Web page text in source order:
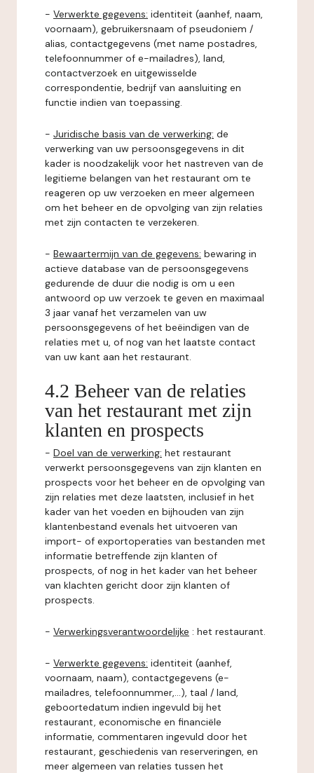
- Verwerkte gegevens: identiteit (aanhef, naam,
voornaam), gebruikersnaam of pseudoniem /
alias, contactgegevens (met name postadres,
telefoonnummer of e-mailadres), land,
contactverzoek en uitgewisselde
correspondentie, bedrijf van aansluiting en
functie indien van toepassing.
- Juridische basis van de verwerking: de
verwerking van uw persoonsgegevens in dit
kader is noodzakelijk voor het nastreven van de
legitieme belangen van het restaurant om te
reageren op uw verzoeken en meer algemeen
om het beheer en de opvolging van zijn relaties
met zijn contacten te verzekeren.
- Bewaartermijn van de gegevens: bewaring in
actieve database van de persoonsgegevens
gedurende de duur die nodig is om u een
antwoord op uw verzoek te geven en maximaal
3 jaar vanaf het verzamelen van uw
persoonsgegevens of het beëindigen van de
relaties met u, of nog van het laatste contact
van uw kant aan het restaurant.
4.2 Beheer van de relaties
van het restaurant met zijn
klanten en prospects
- Doel van de verwerking: het restaurant
verwerkt persoonsgegevens van zijn klanten en
prospects voor het beheer en de opvolging van
zijn relaties met deze laatsten, inclusief in het
kader van het voeden en bijhouden van zijn
klantenbestand evenals het uitvoeren van
import- of exportoperaties van bestanden met
informatie betreffende zijn klanten of
prospects, of nog in het kader van het beheer
van klachten gericht door zijn klanten of
prospects.
- Verwerkingsverantwoordelijke : het restaurant.
- Verwerkte gegevens: identiteit (aanhef,
voornaam, naam), contactgegevens (e-
mailadres, telefoonnummer,...), taal / land,
geboortedatum indien ingevuld bij het
restaurant, economische en financiële
informatie, commentaren ingevuld door het
restaurant, geschiedenis van reserveringen, en
meer algemeen van relaties tussen het